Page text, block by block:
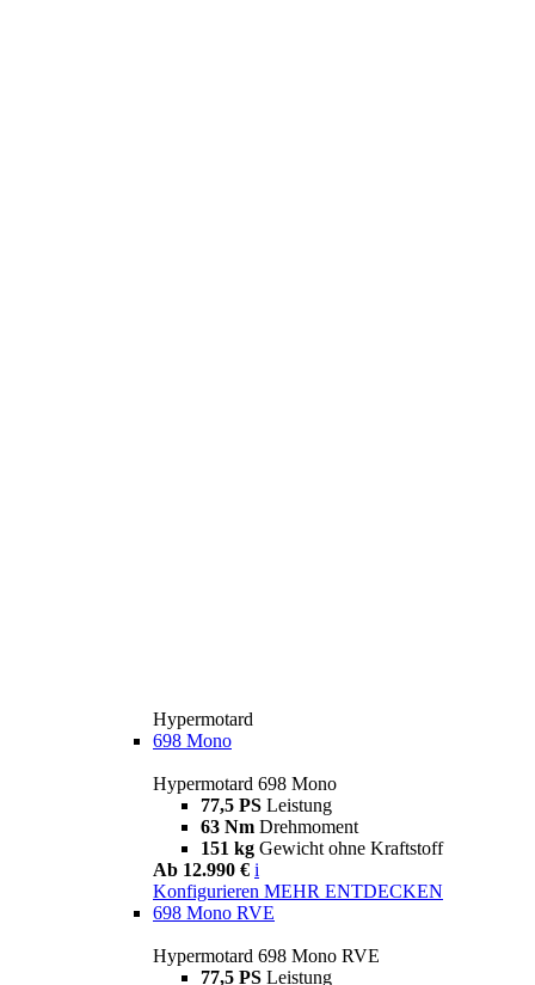
Hypermotard
698 Mono
Hypermotard 698 Mono
77,5 PS Leistung
63 Nm Drehmoment
151 kg Gewicht ohne Kraftstoff
Ab 12.990 € i
Konfigurieren MEHR ENTDECKEN
698 Mono RVE
Hypermotard 698 Mono RVE
77,5 PS Leistung